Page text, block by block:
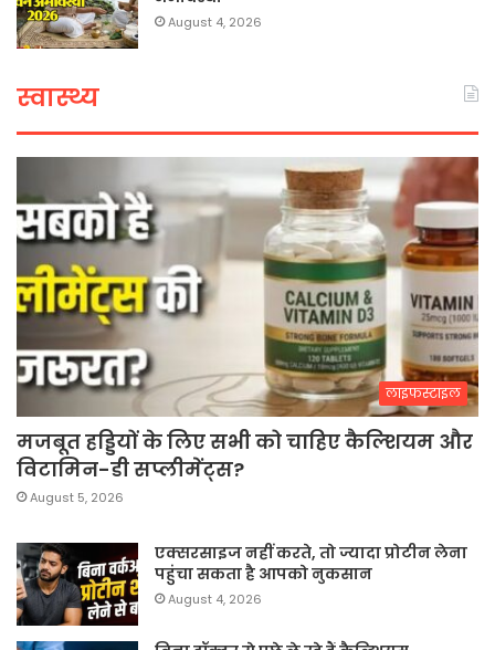
August 4, 2026
स्वास्थ्य
लाइफस्टाइल
मजबूत हड्डियों के लिए सभी को चाहिए कैल्शियम और
विटामिन-डी सप्लीमेंट्स?
August 5, 2026
एक्सरसाइज नहीं करते, तो ज्यादा प्रोटीन लेना
पहुंचा सकता है आपको नुकसान
August 4, 2026